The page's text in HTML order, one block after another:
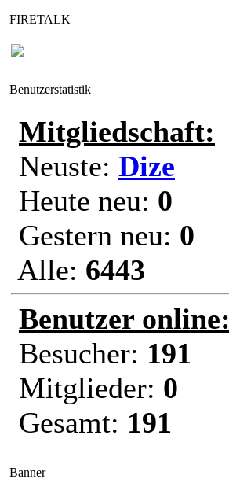
FIRETALK
Benutzerstatistik
Mitgliedschaft:
Neuste: Dize
Heute neu: 0
Gestern neu: 0
Alle: 6443
Benutzer online:
Besucher: 191
Mitglieder: 0
Gesamt: 191
Banner